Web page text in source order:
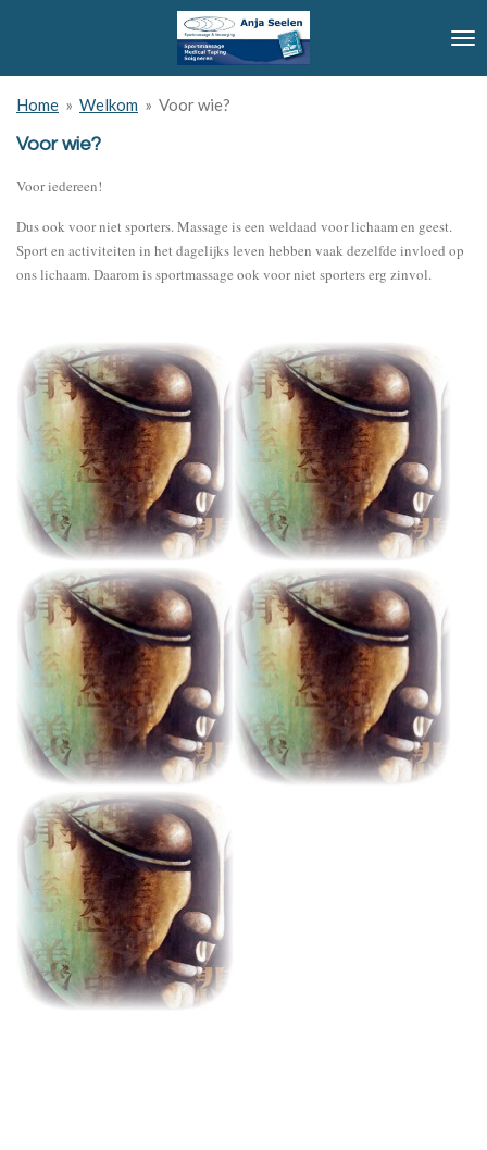
hoofdinhoud
Home » Welkom » Voor wie?
Voor wie?
Voor iedereen!
Dus ook voor niet sporters. Massage is een weldaad voor lichaam en geest.
Sport en activiteiten in het dagelijks leven hebben vaak dezelfde invloed op
ons lichaam. Daarom is sportmassage ook voor niet sporters erg zinvol.